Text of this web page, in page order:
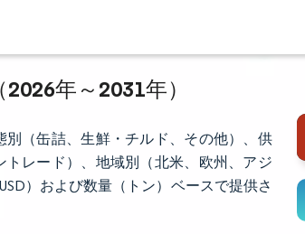
年～2031年）
（缶詰、生鮮・チルド、その他）、供
レード）、地域別（北米、欧州、アジ
）および数量（トン）ベースで提供さ